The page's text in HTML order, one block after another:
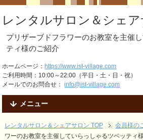
レンタルサロン＆シェア
プリザーブドフラワーのお教室を主催
ティ様のご紹介
ホームページ：https://www.ist-village.com
ご利用時間：10:00～22:00（平日・土・日・祝）
メールでのお問合せ：info@ist-village.com
メニュー
レンタルサロン＆シェアサロン TOP 会員様の
ワーのお教室を主催していらっしゃるツベッティ